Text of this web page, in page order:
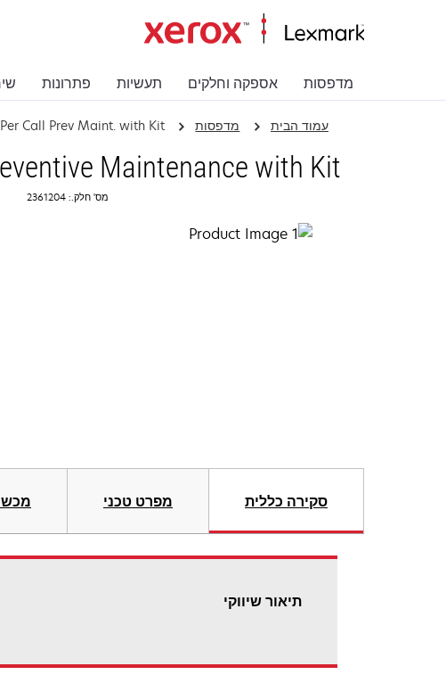
מדפסות אספקה וחלקים תעשיות פתרונות
עמוד הבית מדפסות Call Prev Maint. with Kit
Maintenance with Kit
מס' חלק.: 2361204
סקירה כללית מפרט טכני
תיאור שיווקי